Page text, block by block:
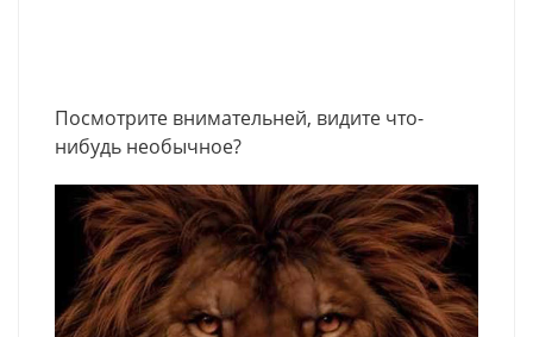
Посмотрите внимательней, видите что-
нибудь необычное?